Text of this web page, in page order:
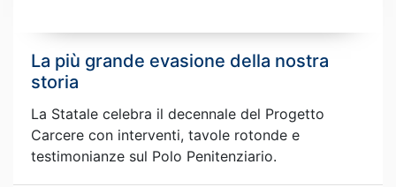
La più grande evasione della nostra
storia
La Statale celebra il decennale del Progetto
Carcere con interventi, tavole rotonde e
testimonianze sul Polo Penitenziario.